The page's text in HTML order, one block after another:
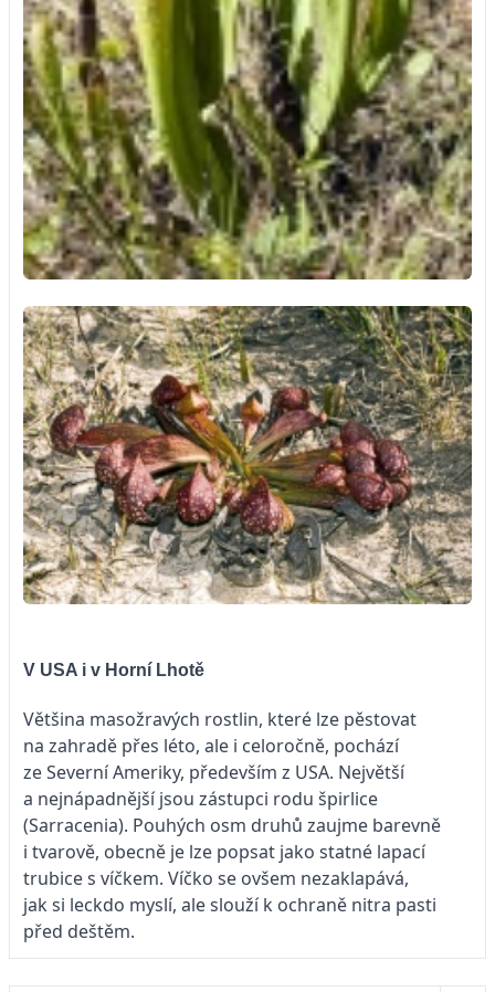
V USA i v Horní Lhotě
Většina masožravých rostlin, které lze pěstovat
na zahradě přes léto, ale i celoročně, pochází
ze Severní Ameriky, především z USA. Největší
a nejnápadnější jsou zástupci rodu špirlice
(Sarracenia). Pouhých osm druhů zaujme barevně
i tvarově, obecně je lze popsat jako statné lapací
trubice s víčkem. Víčko se ovšem nezaklapává,
jak si leckdo myslí, ale slouží k ochraně nitra pasti
před deštěm.